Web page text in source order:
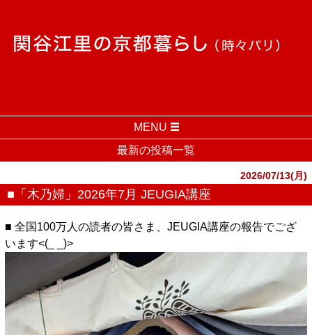
MENU
最新の投稿一覧
2026/07/13(月)
■「木乃婦」2026年7月 JEUGIA講座
■ 全国100万人の読者の皆さま、JEUGIA講座の報告でござ
います<(_ _)>